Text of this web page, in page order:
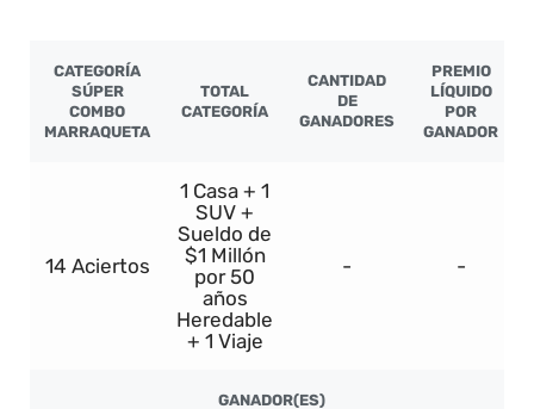
CATEGORÍA
SÚPER
COMBO
MARRAQUETA
TOTAL
CATEGORÍA
CANTIDAD
DE
GANADORES
PREMIO
LÍQUIDO
POR
GANADOR
14 Aciertos
1 Casa + 1
SUV +
Sueldo de
$1 Millón
por 50
años
Heredable
+ 1 Viaje
- -
GANADOR(ES)